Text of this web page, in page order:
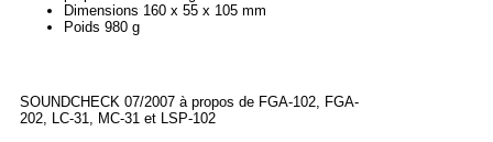
Dimensions 160 x 55 x 105 mm
Poids 980 g
SOUNDCHECK 07/2007 à propos de FGA-102, FGA-
202, LC-31, MC-31 et LSP-102